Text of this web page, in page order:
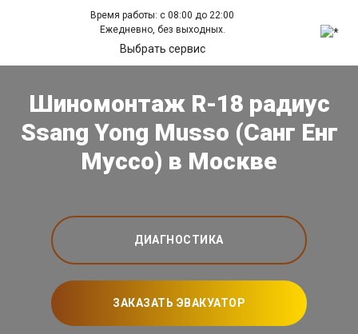
Время работы: с 08:00 до 22:00
Ежедневно, без выходных.
Выбрать сервис
Шиномонтаж R-18 радиус
Ssang Yong Musso (Санг Енг
Муссо) в Москве
ДИАГНОСТИКА
ЗАКАЗАТЬ ЭВАКУАТОР